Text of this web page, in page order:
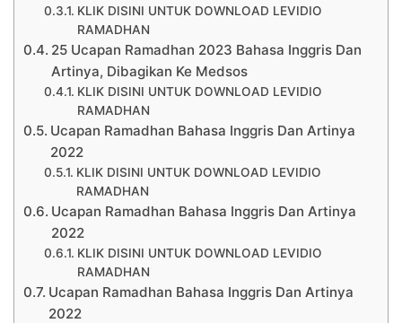
KLIK DISINI UNTUK DOWNLOAD LEVIDIO
RAMADHAN
25 Ucapan Ramadhan 2023 Bahasa Inggris Dan
Artinya, Dibagikan Ke Medsos
KLIK DISINI UNTUK DOWNLOAD LEVIDIO
RAMADHAN
Ucapan Ramadhan Bahasa Inggris Dan Artinya
2022
KLIK DISINI UNTUK DOWNLOAD LEVIDIO
RAMADHAN
Ucapan Ramadhan Bahasa Inggris Dan Artinya
2022
KLIK DISINI UNTUK DOWNLOAD LEVIDIO
RAMADHAN
Ucapan Ramadhan Bahasa Inggris Dan Artinya
2022